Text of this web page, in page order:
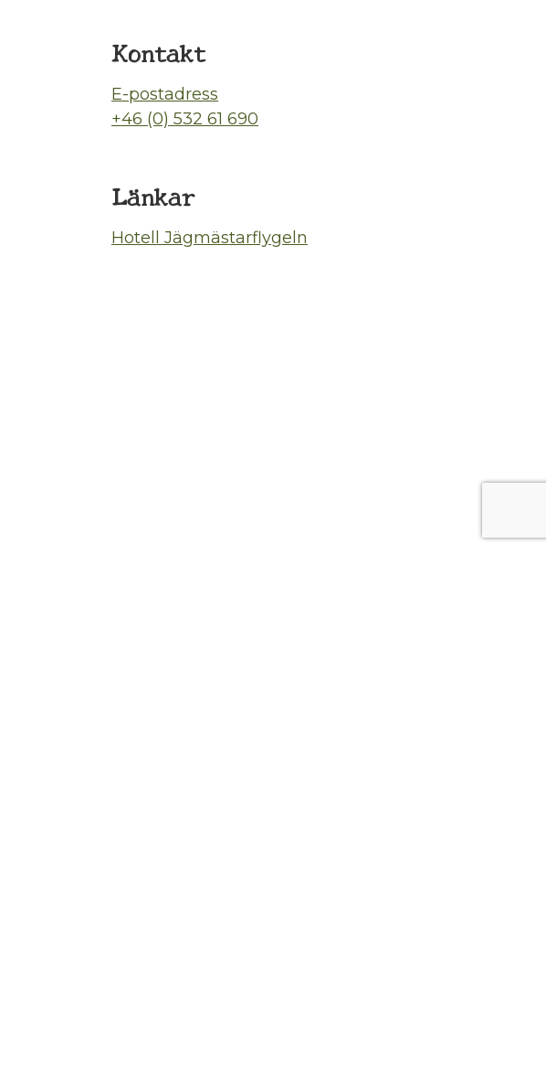
Kontakt
E-postadress
+46 (0) 532 61 690
Länkar
Hotell Jägmästarflygeln